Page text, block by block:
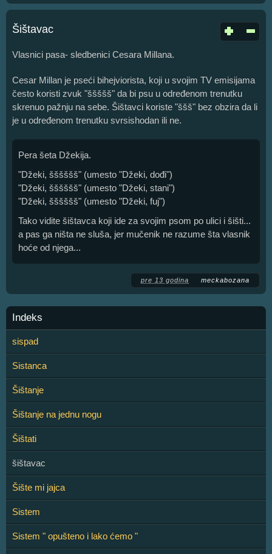
Šištavac
Vlasnici pasa- sledbenici Cesara Millana.
Cesar Millan je pseći bihejviorista, koji u svojim TV emisijama
često koristi zvuk "ššššš" da bi psu u određenom trenutku
skrenuo pažnju na sebe. Šištavci koriste "ššš" bez obzira da li
je u određenom trenutku svrsishodan ili ne.
Pera šeta Džekija.
"Džeki, šššššš" (umesto "Džeki, dođi")
"Džeki, šššššš" (umesto "Džeki, stani")
"Džeki, šššššš" (umesto "Džeki, fuj")
Tako vidite šištavca koji ide za svojim psom po ulici i šišti...
a pas ga ništa ne sluša, jer mučenik ne razume šta vlasnik
hoće od njega...
pre 13 godina meckabozana
Indeks
sispad
Sistanca
Šištanje
Šištanje na jednu nogu
Šištati
šištavac
Šište mi jajca
Sistem
Sistem " opušteno i lako ćemo "